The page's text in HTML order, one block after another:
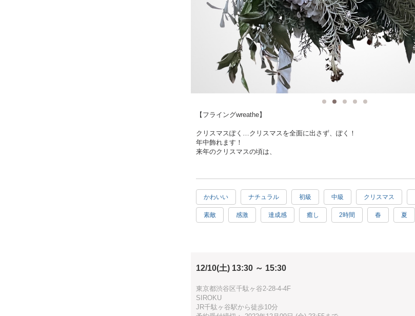
【フライングwreathe】
クリスマスぽく…クリスマスを全面に出さず、ぽく！
年中飾れます！
来年のクリスマスの頃は、
フライングリース！
壁に掛ける事もできます！
数日はテーブルに置いて、
真ん中にキャンドルを灯したり…
holidayシーズンのクリスマスが待ち遠しいですね
おうち時間が楽しくなります。
リース作り初めてさんでも
男性の方もご参加いただけます。
かわいい ナチュラル 初級 中級 クリスマス
素敵 感激 達成感 癒し 2時間 春 夏
12/10(土) 13:30 ～ 15:30
東京都渋谷区千駄ヶ谷2-28-4-4F
SIROKU
JR千駄ヶ谷駅から徒歩10分